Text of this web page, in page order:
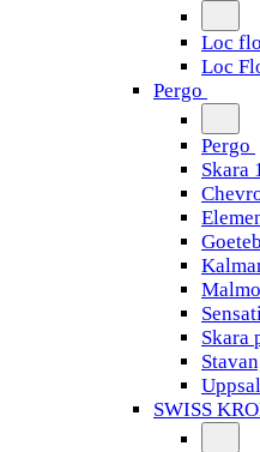
Loc
Loc
Pergo
Pergo
Skara
Skara
SWISS